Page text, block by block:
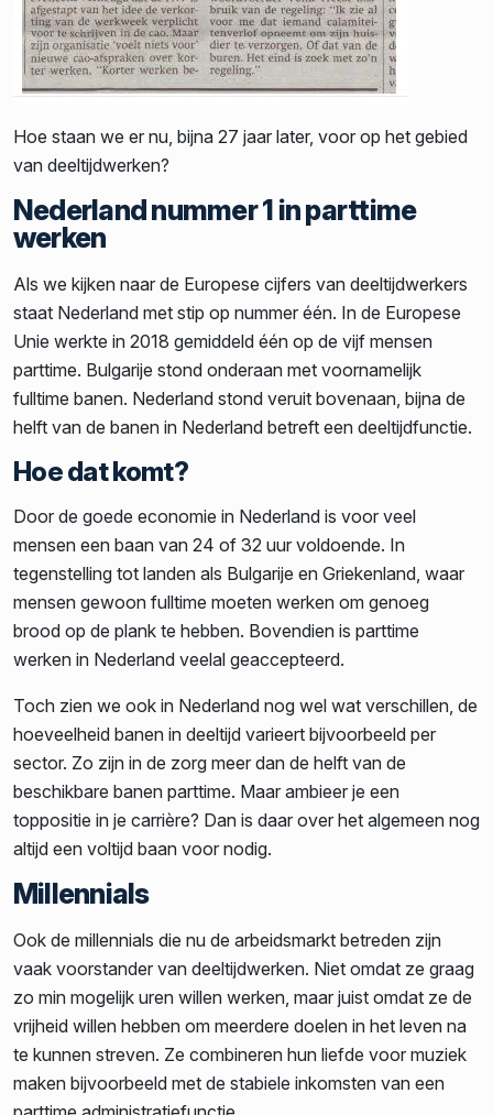
Hoe staan we er nu, bijna 27 jaar later, voor op het gebied
van deeltijdwerken?
Nederland nummer 1 in parttime
werken
Als we kijken naar de Europese cijfers van deeltijdwerkers
staat Nederland met stip op nummer één. In de Europese
Unie werkte in 2018 gemiddeld één op de vijf mensen
parttime. Bulgarije stond onderaan met voornamelijk
fulltime banen. Nederland stond veruit bovenaan, bijna de
helft van de banen in Nederland betreft een deeltijdfunctie.
Hoe dat komt?
Door de goede economie in Nederland is voor veel
mensen een baan van 24 of 32 uur voldoende. In
tegenstelling tot landen als Bulgarije en Griekenland, waar
mensen gewoon fulltime moeten werken om genoeg
brood op de plank te hebben. Bovendien is parttime
werken in Nederland veelal geaccepteerd.
Toch zien we ook in Nederland nog wel wat verschillen, de
hoeveelheid banen in deeltijd varieert bijvoorbeeld per
sector. Zo zijn in de zorg meer dan de helft van de
beschikbare banen parttime. Maar ambieer je een
toppositie in je carrière? Dan is daar over het algemeen nog
altijd een voltijd baan voor nodig.
Millennials
Ook de millennials die nu de arbeidsmarkt betreden zijn
vaak voorstander van deeltijdwerken. Niet omdat ze graag
zo min mogelijk uren willen werken, maar juist omdat ze de
vrijheid willen hebben om meerdere doelen in het leven na
te kunnen streven. Ze combineren hun liefde voor muziek
maken bijvoorbeeld met de stabiele inkomsten van een